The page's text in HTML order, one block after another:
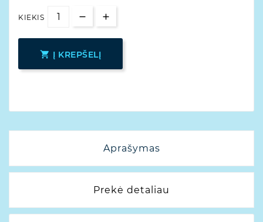
KIEKIS
 Į KREPŠELĮ
Aprašymas
Prekė detaliau